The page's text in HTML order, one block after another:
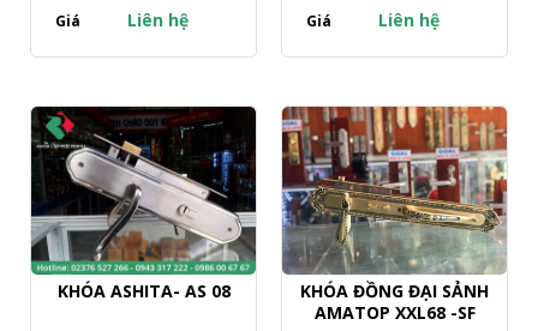
Giá Liên hệ Giá Liên hệ
KHÓA ASHITA- AS 08
KHÓA ĐỒNG ĐẠI SẢNH
AMATOP XXL68 -SF